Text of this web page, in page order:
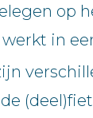
op
in